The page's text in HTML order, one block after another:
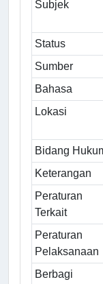
Subjek
Status
Sumber
Bahasa
Lokasi
Bidang
Keterangan
Peraturan
Terkait
Peraturan
Pelaksanaan
Berbagi